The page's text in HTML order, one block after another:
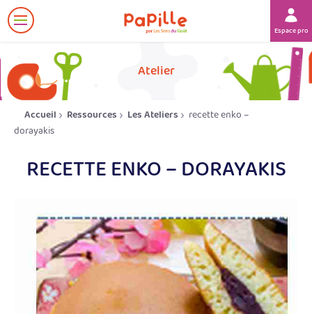
Afficher
le
Espace
Atelier
Accueil Ressources Les Ateliers
recette enko –
dorayakis
RECETTE ENKO – DORAYAKIS